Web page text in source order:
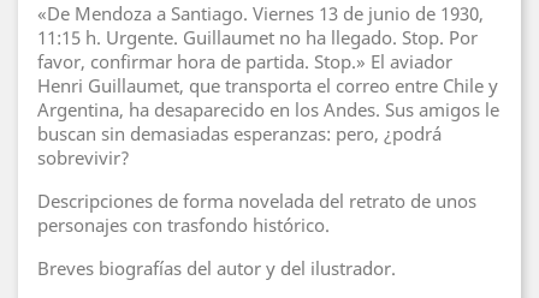
«De Mendoza a Santiago. Viernes 13 de junio de 1930,
11:15 h. Urgente. Guillaumet no ha llegado. Stop. Por
favor, confirmar hora de partida. Stop.» El aviador
Henri Guillaumet, que transporta el correo entre Chile y
Argentina, ha desaparecido en los Andes. Sus amigos le
buscan sin demasiadas esperanzas: pero, ¿podrá
sobrevivir?
Descripciones de forma novelada del retrato de unos
personajes con trasfondo histórico.
Breves biografías del autor y del ilustrador.